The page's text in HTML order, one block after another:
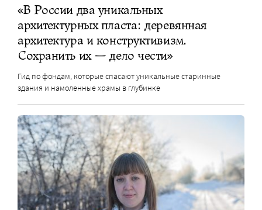
«В России два уникальных
архитектурных пласта: деревянная
архитектура и конструктивизм.
Сохранить их — дело чести»
Гид по фондам, которые спасают уникальные старинные
здания и намоленные храмы в глубинке